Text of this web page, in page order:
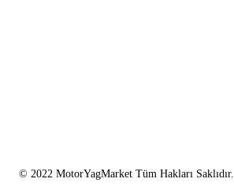
© 2022 MotorYagMarket Tüm Hakları Saklıdır.